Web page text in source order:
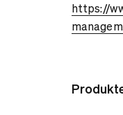
https://